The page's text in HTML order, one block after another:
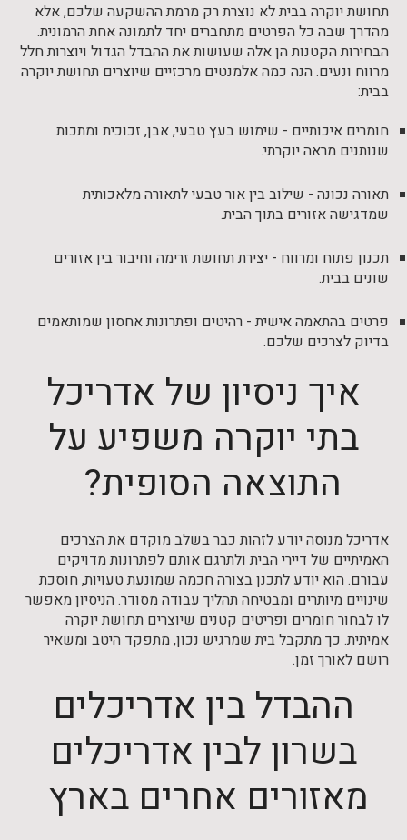
תחושת יוקרה בבית לא נוצרת רק מרמת ההשקעה שלכם, אלא
מהדרך שבה כל הפרטים מתחברים יחד לתמונה אחת הרמונית.
הבחירות הקטנות הן אלה שעושות את ההבדל הגדול ויוצרות חלל
מרווח ונעים. הנה כמה אלמנטים מרכזיים שיוצרים תחושת יוקרה
בבית:
חומרים איכותיים - שימוש בעץ טבעי, אבן, זכוכית ומתכות
שנותנים מראה יוקרתי.
תאורה נכונה - שילוב בין אור טבעי לתאורה מלאכותית
שמדגישה אזורים בתוך הבית.
תכנון פתוח ומרווח - יצירת תחושת זרימה וחיבור בין אזורים
שונים בבית.
פרטים בהתאמה אישית - רהיטים ופתרונות אחסון שמותאמים
בדיוק לצרכים שלכם.
איך ניסיון של אדריכל
בתי יוקרה משפיע על
התוצאה הסופית?
אדריכל מנוסה יודע לזהות כבר בשלב מוקדם את הצרכים
האמיתיים של דיירי הבית ולתרגם אותם לפתרונות מדויקים
עבורם. הוא יודע לתכנן בצורה חכמה שמונעת טעויות, חוסכת
שינויים מיותרים ומבטיחה תהליך עבודה מסודר. הניסיון מאפשר
לו לבחור חומרים ופריטים קטנים שיוצרים תחושת יוקרה
אמיתית. כך מתקבל בית שמרגיש נכון, מתפקד היטב ומשאיר
רושם לאורך זמן.
ההבדל בין אדריכלים
בשרון לבין אדריכלים
מאזורים אחרים בארץ